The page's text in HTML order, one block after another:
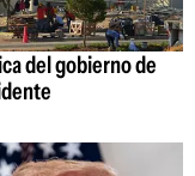
del gobierno de